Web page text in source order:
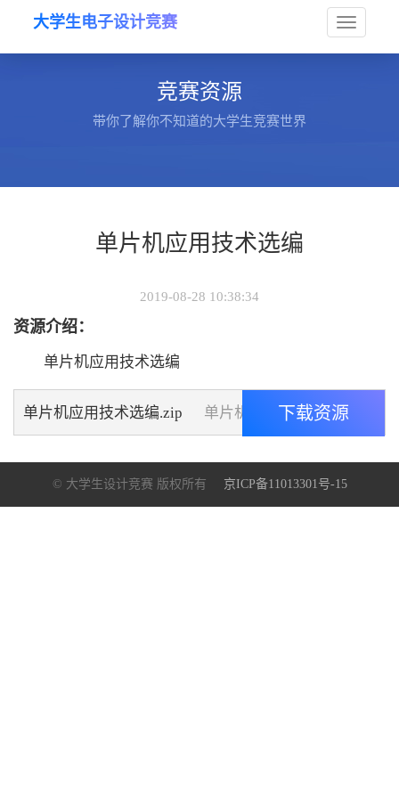
Toggle
大学生电子设计竞赛
竞赛资源
带你了解你不知道的大学生竞赛世界
单片机应用技术选编
2019-08-28 10:38:34
资源介绍：
单片机应用技术选编
单片机应用技术选编.zip 单片机应用技术选编.zip
下载资源
© 大学生设计竞赛 版权所有 京ICP备11013301号-15